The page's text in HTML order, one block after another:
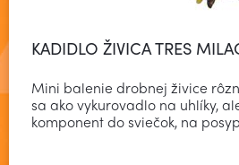
KADIDLO ŽIVICA TRES
Mini balenie drobnej živice
sa ako vykurovadlo na uhlíky,
komponent do sviečok, na